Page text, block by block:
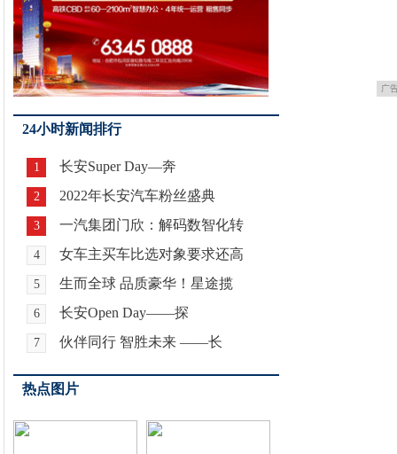
广
24小时新闻排行
1 长安Super Day—奔
2 2022年长安汽车粉丝盛典
3 一汽集团门欣：解码数智化转
4 女车主买车比选对象要求还高
5 生而全球 品质豪华！星途揽
6 长安Open Day——探
7 伙伴同行 智胜未来 ——长
热点图片